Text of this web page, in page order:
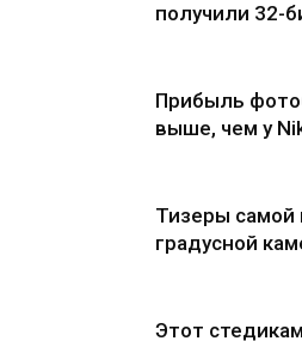
получили 32-
Прибыль
выше, чем у
Тизеры самой
градусной
Этот